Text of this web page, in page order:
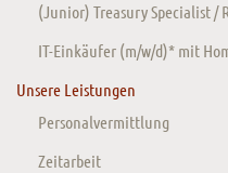
(Junior) Treasury Specialist /
IT-Einkäufer (m/w/d)* mit
Unsere Leistungen
Personalvermittlung
Zeitarbeit